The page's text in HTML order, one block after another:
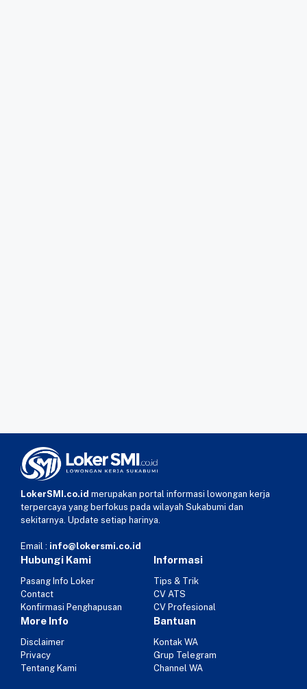
LokerSMI.co.id merupakan portal informasi lowongan kerja
terpercaya yang berfokus pada wilayah Sukabumi dan
sekitarnya. Update setiap harinya.
Email : info@lokersmi.co.id
Hubungi Kami
Pasang Info Loker
Contact
Konfirmasi Penghapusan
Informasi
Tips & Trik
CV ATS
CV Profesional
More Info
Disclaimer
Privacy
Tentang Kami
Bantuan
Kontak WA
Grup Telegram
Channel WA